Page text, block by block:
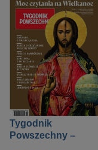
Tygodnik
Powszechny –